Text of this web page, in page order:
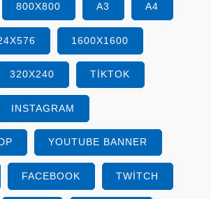
800X800 A3 A4
1600X1600
320X240 TIKTOK
INSTAGRAM
YOUTUBE BANNER
FACEBOOK TWITCH